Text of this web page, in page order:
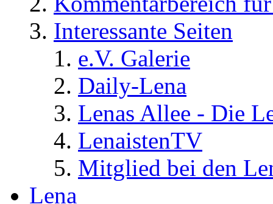
Interessante Seiten
e.V. Galerie
Daily-Lena
Lenas Allee - Die
LenaistenTV
Mitglied bei den
Lena